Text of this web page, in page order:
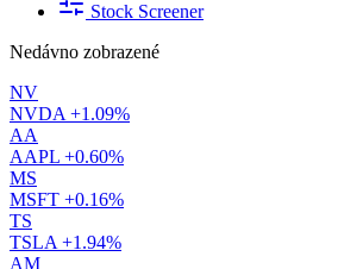
Stock Screener
Nedávno zobrazené
NV
NVDA +1.09%
AA
AAPL +0.60%
MS
MSFT +0.16%
TS
TSLA +1.94%
AM